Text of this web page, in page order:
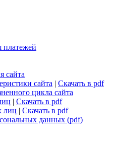
платежей
сайта
сайта | Скачать в pdf
цикла сайта
| Скачать в pdf
лиц | Скачать в pdf
данных (pdf)